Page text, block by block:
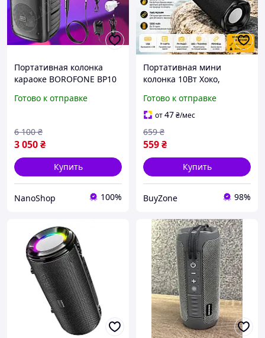
Портативная колонка
караоке BOROFONE BP10
Беспроводная колонка
колонка 20Вт.
Готово к отправке
3 050₴
6 100 ₴
Купить
NanoShop 100%
Портативная мини
колонка 10Вт Хоко,
FM радио, разъем для
карты, USB,
аккумуляторная колонка
черная
Готово к отправке
от47₴/мес
559₴
659 ₴
Купить
BuyZone 98%